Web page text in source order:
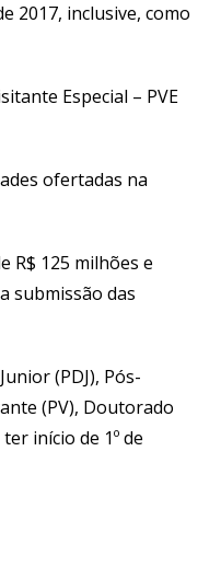
2017, inclusive, como
Especial – PVE
ofertadas na
R$ 125 milhões e
submissão das
(PDJ), Pós-
(PV), Doutorado
início de 1º de